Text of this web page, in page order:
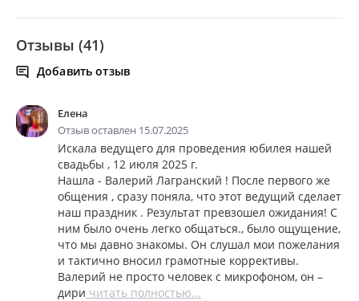
Отзывы (41)
Добавить отзыв
Елена
Отзыв оставлен 15.07.2025
Искала ведущего для проведения юбилея нашей
свадьбы , 12 июля 2025 г.
Нашла - Валерий Лагранский ! После первого же
общения , сразу поняла, что этот ведущий сделает
наш праздник . Результат превзошел ожидания! С
ним было очень легко общаться., было ощущение,
что мы давно знакомы. Он слушал мои пожелания
и тактично вносил грамотные коррективы.
Валерий не просто человек с микрофоном, он –
дири читать полностью...